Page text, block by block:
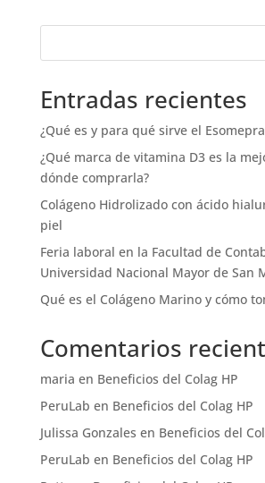
Entradas recientes
¿Qué es y para qué sirve el
¿Qué marca de vitamina D3 es la
dónde comprarla?
Colágeno Hidrolizado con ácido
piel
Feria laboral en la Facultad de
Universidad Nacional Mayor de San
Qué es el Colágeno Marino y cómo
Comentarios
maria en Beneficios del Colag HP
PeruLab en Beneficios del Colag HP
Julissa Gonzales en Beneficios del
PeruLab en Beneficios del Colag HP